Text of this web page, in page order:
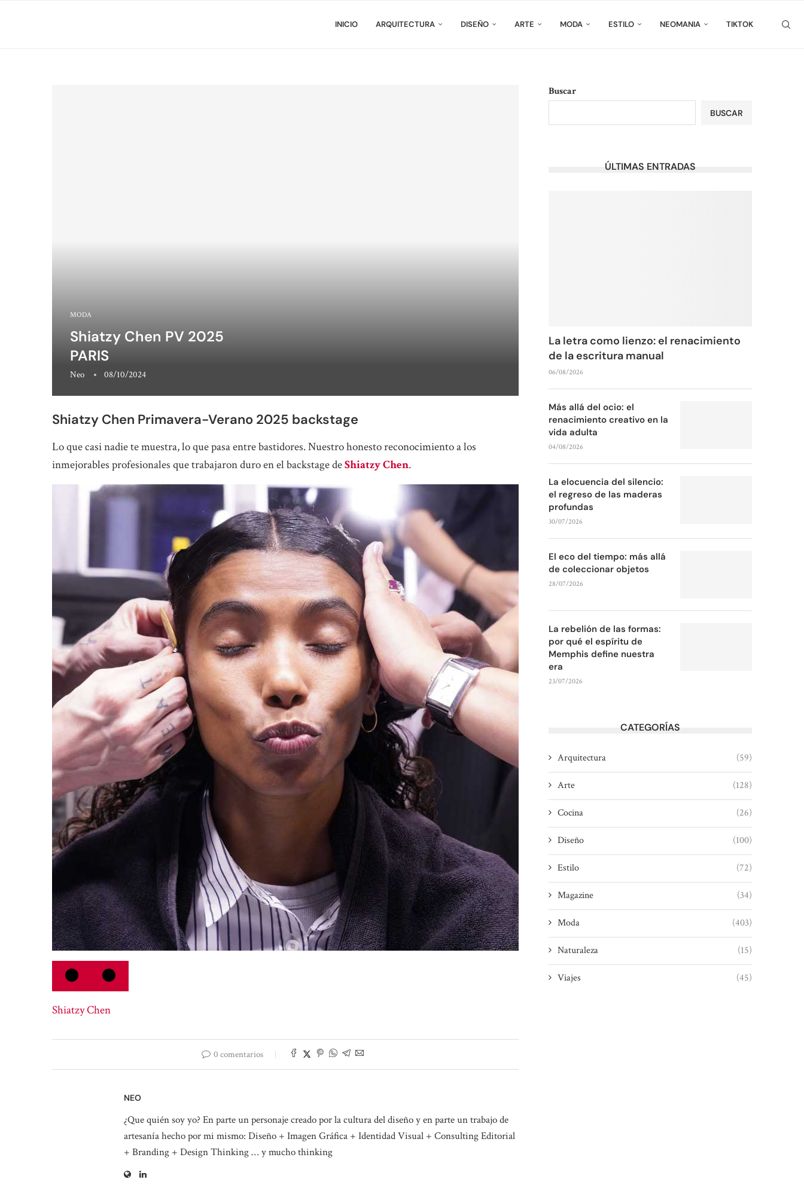
INICIO ARQUITECTURA DISEÑO ARTE MODA ESTILO NEOMANIA TIKTOK
MODA
Shiatzy Chen PV 2025
PARIS
Neo 08/10/2024
Shiatzy Chen Primavera-Verano 2025 backstage
Lo que casi nadie te muestra, lo que pasa entre bastidores. Nuestro honesto reconocimiento a los
inmejorables profesionales que trabajaron duro en el backstage deShiatzy Chen.
Shiatzy Chen
0 comentarios
NEO
¿Que quién soy yo? En parte un personaje creado por la cultura del diseño y en parte un trabajo de
artesanía hecho por mi mismo: Diseño + Imagen Gráfica + Identidad Visual + Consulting Editorial
+ Branding + Design Thinking … y mucho thinking
Buscar
BUSCAR
ÚLTIMAS ENTRADAS
La letra como lienzo: el renacimiento
de la escritura manual
06/08/2026
Más allá del ocio: el
renacimiento creativo en la
vida adulta
04/08/2026
La elocuencia del silencio:
el regreso de las maderas
profundas
30/07/2026
El eco del tiempo: más allá
de coleccionar objetos
28/07/2026
La rebelión de las formas:
por qué el espíritu de
Memphis define nuestra
era
23/07/2026
CATEGORÍAS
Arquitectura (59)
Arte (128)
Cocina (26)
Diseño (100)
Estilo (72)
Magazine (34)
Moda (403)
Naturaleza (15)
Viajes (45)